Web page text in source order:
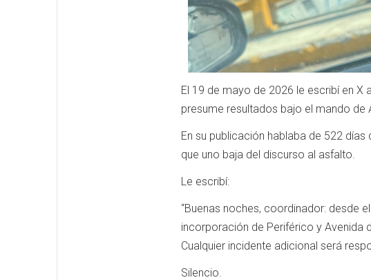
El 19 de mayo de 2026 le escribí en X
presume resultados bajo el mando de
En su publicación hablaba de 522
que uno baja del discurso al asfalto.
Le escribí:
“Buenas noches, coordinador: desde
incorporación de Periférico y Avenida
Cualquier incidente adicional será
Silencio.